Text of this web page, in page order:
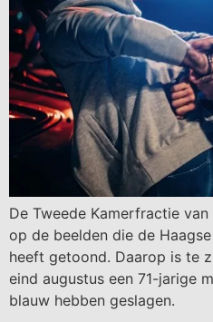
De Tweede Kamerfractie
op de beelden die de
heeft getoond. Daarop is te
eind augustus een 71-jarige
blauw hebben geslagen.